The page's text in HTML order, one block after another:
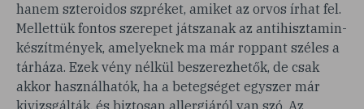
hanem szteroidos szpréket, amiket az orvos írhat fel.
Mellettük fontos szerepet játszanak az antihisztamin-
készítmények, amelyeknek ma már roppant széles a
tárháza. Ezek vény nélkül beszerezhetők, de csak
akkor használhatók, ha a betegséget egyszer már
kivizsgálták, és biztosan allergiáról van szó. Az